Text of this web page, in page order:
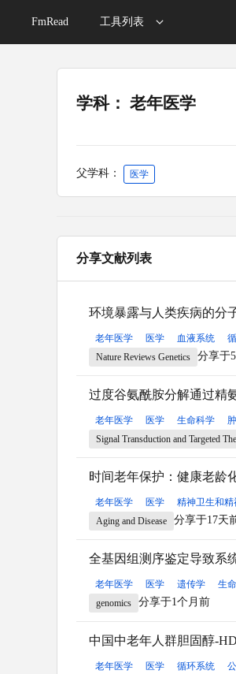
FmRead 工具列表
学科： 老年医学
父学科： 医学
分享文献列表
环境暴露与人类疾病的分
老年医学 医学 血液系统
Nature Reviews Genetics
分享于
过度谷氨酰胺分解通过精
老年医学 医学 生命科学
Signal Transduction and Targeted
时间老年保护：健康老龄
老年医学 医学 精神卫生和精
Aging and Disease
分享于17天
全基因组测序鉴定导致系
老年医学 医学 遗传学
生
genomics
分享于1个月前
中国中老年人群胆固醇-
老年医学 医学 循环系统